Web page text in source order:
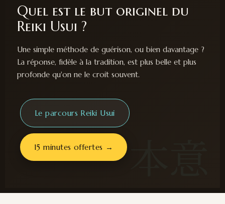
Quel est le but originel du
Reiki Usui ?
Une simple méthode de guérison, ou bien davantage ?
La réponse, fidèle à la tradition, est plus belle et plus
profonde qu'on ne le croit souvent.
Le parcours Reiki Usui
15 minutes offertes →